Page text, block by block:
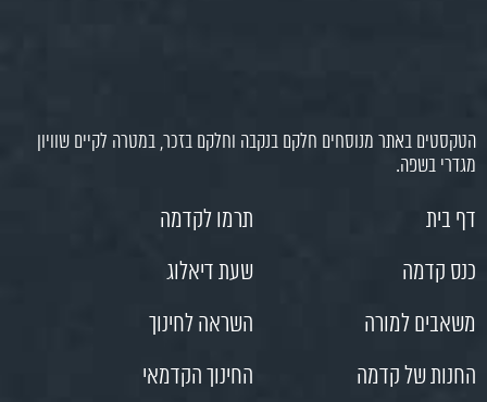
הטקסטים באתר מנוסחים חלקם בנקבה וחלקם בזכר, במטרה לקיים שוויון
מגדרי בשפה.
דף בית
תרמו לקדמה
כנס קדמה
שעת דיאלוג
משאבים למורה
השראה לחינוך
החנות של קדמה
החינוך הקדמאי